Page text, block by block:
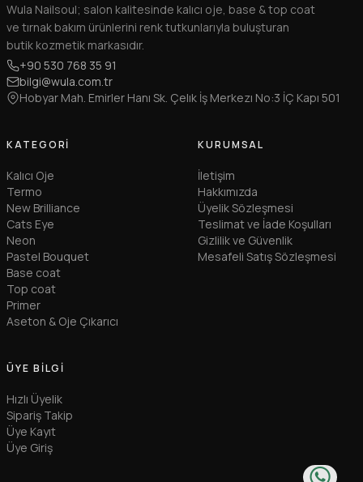
Wula Nailsoul; salon kalitesinde kalıcı oje, base & top coat
ve tırnak bakım ürünlerini renk tutkunlarıyla buluşturan
butik kozmetik markasıdır.
+90 530 768 35 91
bilgi@wula.com.tr
Hobyar Mah. Emirler Hanı Sk. Çelık İş Merkezı No:3 İÇ Kapı 501
KATEGORI
Kalıcı Oje
Termo
New Brilliance
Cats Eye
Neon
Pastel Bouquet
Base coat
Top coat
Primer
Aseton & Oje Çıkarıcı
KURUMSAL
İletişim
Hakkımızda
Üyelik Sözleşmesi
Teslimat ve İade Koşulları
Gizlilik ve Güvenlik
Mesafeli Satış Sözleşmesi
ÜYE BILGI
Hızlı Üyelik
Sipariş Takip
Üye Kayıt
Üye Giriş